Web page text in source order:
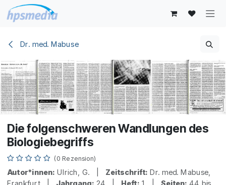
Zum Inhalt springen
Dr. med. Mabuse
Die folgenschweren Wandlungen des
Biologiebegriffs
(0 Rezension)
Autor*innen: Ulrich, G. | Zeitschrift: Dr. med. Mabuse,